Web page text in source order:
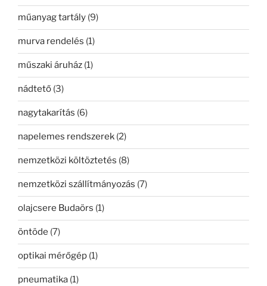
műanyag tartály (9)
murva rendelés (1)
műszaki áruház (1)
nádtető (3)
nagytakarítás (6)
napelemes rendszerek (2)
nemzetközi költöztetés (8)
nemzetközi szállítmányozás (7)
olajcsere Budaörs (1)
öntöde (7)
optikai mérőgép (1)
pneumatika (1)